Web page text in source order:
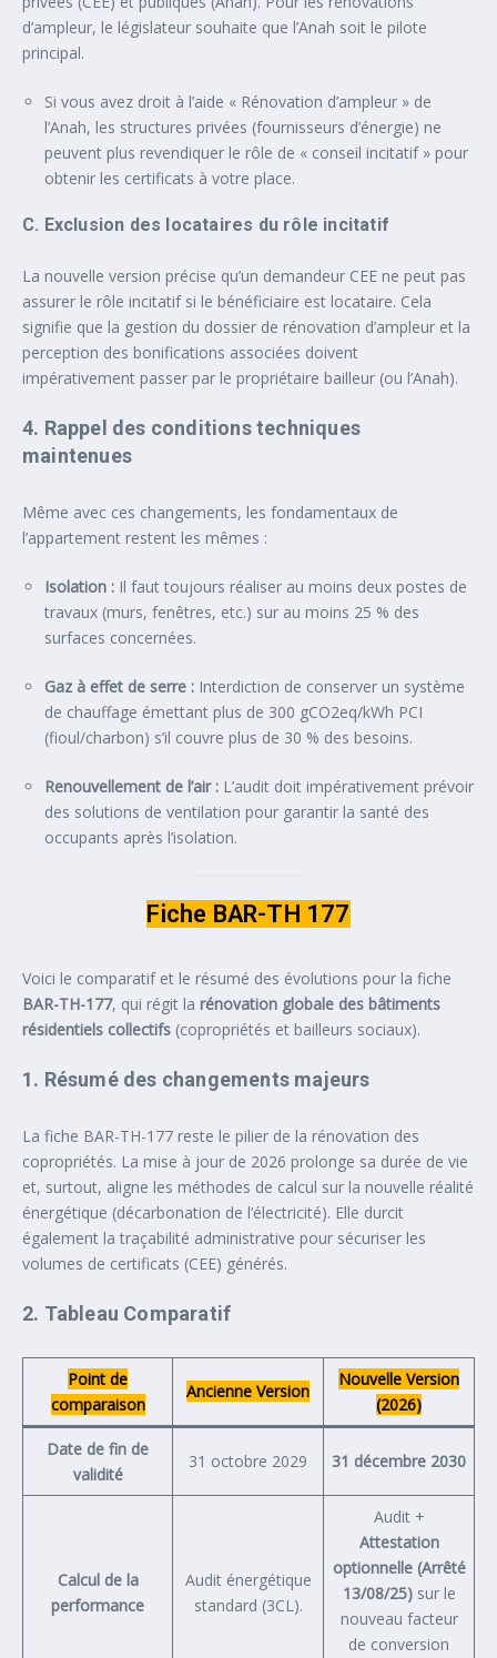
d’ampleur, le législateur souhaite que l’Anah soit le pilote
principal.
Si vous avez droit à l’aide « Rénovation d’ampleur » de
l’Anah, les structures privées (fournisseurs d’énergie) ne
peuvent plus revendiquer le rôle de « conseil incitatif » pour
obtenir les certificats à votre place.
C. Exclusion des locataires du rôle incitatif
La nouvelle version précise qu’un demandeur CEE ne peut pas
assurer le rôle incitatif si le bénéficiaire est locataire. Cela
signifie que la gestion du dossier de rénovation d’ampleur et la
perception des bonifications associées doivent
impérativement passer par le propriétaire bailleur (ou l’Anah).
4. Rappel des conditions techniques
maintenues
Même avec ces changements, les fondamentaux de
l’appartement restent les mêmes :
Isolation : Il faut toujours réaliser au moins deux postes de
travaux (murs, fenêtres, etc.) sur au moins 25 % des
surfaces concernées.
Gaz à effet de serre : Interdiction de conserver un système
de chauffage émettant plus de 300 gCO2eq/kWh PCI
(fioul/charbon) s’il couvre plus de 30 % des besoins.
Renouvellement de l’air : L’audit doit impérativement prévoir
des solutions de ventilation pour garantir la santé des
occupants après l’isolation.
Fiche BAR-TH 177
Voici le comparatif et le résumé des évolutions pour la fiche
BAR-TH-177, qui régit la rénovation globale des bâtiments
résidentiels collectifs (copropriétés et bailleurs sociaux).
1. Résumé des changements majeurs
La fiche BAR-TH-177 reste le pilier de la rénovation des
copropriétés. La mise à jour de 2026 prolonge sa durée de vie
et, surtout, aligne les méthodes de calcul sur la nouvelle réalité
énergétique (décarbonation de l’électricité). Elle durcit
également la traçabilité administrative pour sécuriser les
volumes de certificats (CEE) générés.
2. Tableau Comparatif
Point de
comparaison
Ancienne Version
Nouvelle Version
(2026)
Date de fin de
validité
31 octobre 2029 31 décembre 2030
Calcul de la
performance
Audit énergétique
standard (3CL).
Audit +
Attestation
optionnelle (Arrêté
13/08/25)sur le
nouveau facteur
de conversion